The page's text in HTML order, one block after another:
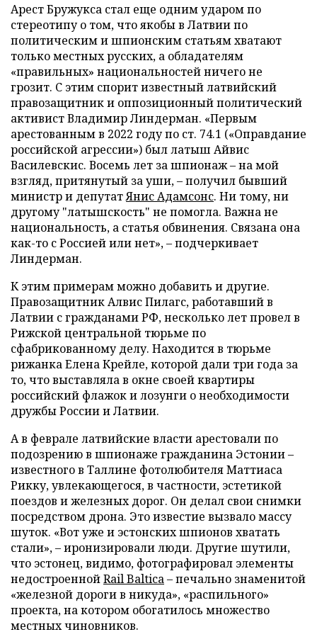
Арест Бружукса стал еще одним ударом по
стереотипу о том, что якобы в Латвии по
политическим и шпионским статьям хватают
только местных русских, а обладателям
«правильных» национальностей ничего не
грозит. С этим спорит известный латвийский
правозащитник и оппозиционный политический
активист Владимир Линдерман. «Первым
арестованным в 2022 году по ст. 74.1 («Оправдание
российской агрессии») был латыш Айвис
Василевскис. Восемь лет за шпионаж – на мой
взгляд, притянутый за уши, – получил бывший
министр и депутатЯнис Адамсонс. Ни тому, ни
другому "латышскость" не помогла. Важна не
национальность, а статья обвинения. Связана она
как-то с Россией или нет», – подчеркивает
Линдерман.
К этим примерам можно добавить и другие.
Правозащитник Алвис Пилагс, работавший в
Латвии с гражданами РФ, несколько лет провел в
Рижской центральной тюрьме по
сфабрикованному делу. Находится в тюрьме
рижанка Елена Крейле, которой дали три года за
то, что выставляла в окне своей квартиры
российский флажок и лозунги о необходимости
дружбы России и Латвии.
А в феврале латвийские власти арестовали по
подозрению в шпионаже гражданина Эстонии –
известного в Таллине фотолюбителя Маттиаса
Рикку, увлекающегося, в частности, эстетикой
поездов и железных дорог. Он делал свои снимки
посредством дрона. Это известие вызвало массу
шуток. «Вот уже и эстонских шпионов хватать
стали», – иронизировали люди. Другие шутили,
что эстонец, видимо, фотографировал элементы
недостроеннойRail Baltica– печально знаменитой
«железной дороги в никуда», «распильного»
проекта, на котором обогатилось множество
местных чиновников.